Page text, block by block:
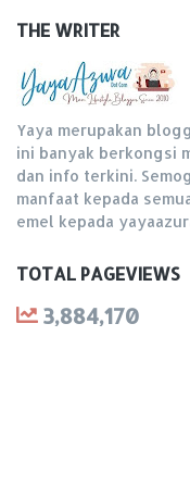
THE WRITER
Yaya merupakan
ini banyak berkongsi
dan info terkini.
manfaat kepada
emel kepada
TOTAL PAGEVIEWS
3,884,170